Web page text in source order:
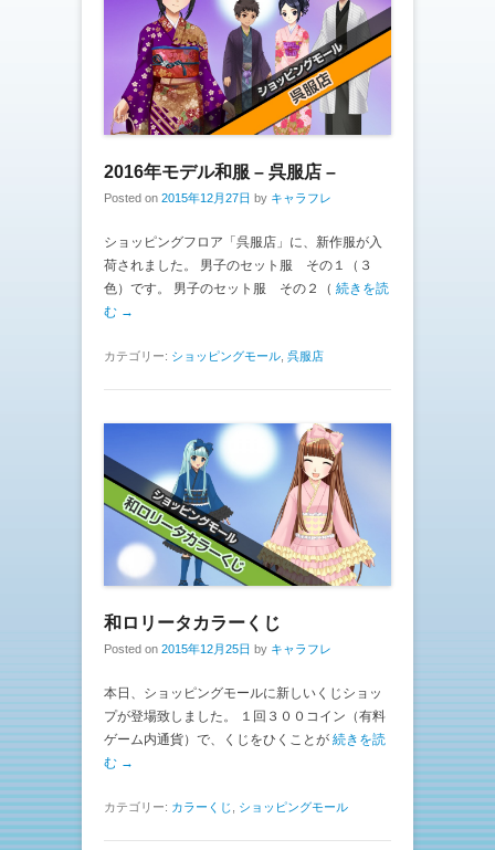
2016年モデル和服 – 呉服店 –
Posted on 2015年12月27日 by キャラフレ
ショッピングフロア「呉服店」に、新作服が入
荷されました。 男子のセット服 その１（３
色）です。 男子のセット服 その２（ 続きを読
む →
カテゴリー: ショッピングモール 呉服店
和ロリータカラーくじ
Posted on 2015年12月25日 by キャラフレ
本日、ショッピングモールに新しいくじショッ
プが登場致しました。 １回３００コイン（有料
ゲーム内通貨）で、くじをひくことが 続きを読
む →
カテゴリー: カラーくじ ショッピングモール